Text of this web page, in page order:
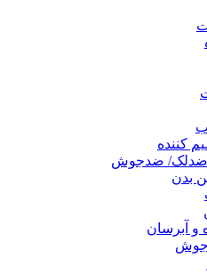
کننده
ضدلک/ ضدجوش
بدن
و آبرسان